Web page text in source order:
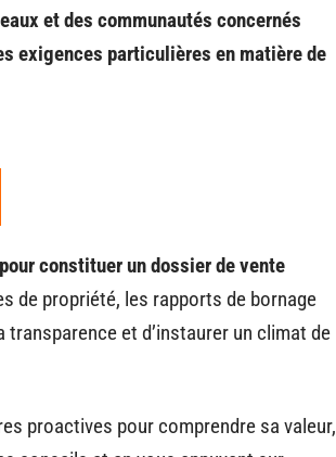
et des communautés concernés
exigences particulières en matière de
constituer un dossier de vente
de propriété, les rapports de bornage
et d’instaurer un climat de
proactives pour comprendre sa valeur,